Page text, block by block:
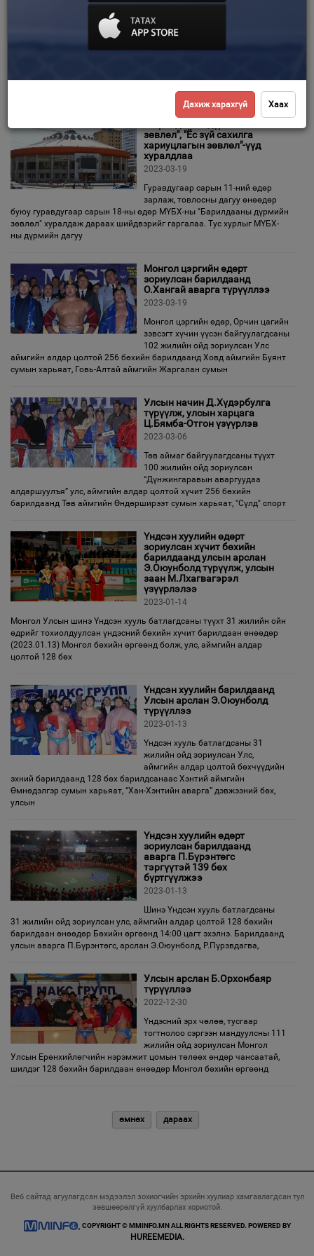
2023-03-23
зохион байгуулагдах гэж байна. Монгол Улсын Ерөнхийлөгчийн
ивээл дор 2023 оны гуравдугаар сарын 23-26-ны өдрүүдэд "Степпе
зөвлөл", "Ёс зүй сахилга
хариуцлагын зөвлөл"-үүд
хуралдлаа
2023-03-19
Гуравдугаар сарын 11-ний өдөр
зарлаж, товлосны дагуу өнөөдөр
буюу гуравдугаар сарын 18-ны өдөр МҮБХ-ны "Барилдааны дүрмийн
зөвлөл" хуралдаж дараах шийдвэрийг гаргалаа. Тус хурлыг МҮБХ-
ны дүрмийн дагуу
Монгол цэргийн өдөрт
зориулсан барилдаанд
О.Хангай аварга түрүүллээ
2023-03-19
Монгол цэргийн өдөр, Орчин цагийн
зэвсэгт хүчин үүсэн байгуулагдсаны
102 жилийн ойд зориулсан Улс
аймгийн алдар цолтой 256 бөхийн барилдаанд Ховд аймгийн Буянт
сумын харьяат, Говь-Алтай аймгийн Жаргалан сумын
Улсын начин Д.Хүдэрбулга
түрүүлж, улсын харцага
Ц.Бямба-Отгон үзүүрлэв
2023-03-06
Төв аймаг байгуулагдсаны түүхт
100 жилийн ойд зориулсан
“Дүнжингаравын аваргуудаа
алдаршуулъя” улс, аймгийн алдар цолтой хүчит 256 бөхийн
барилдаанд Төв аймгийн Өндөрширээт сумын харьяат, "Сүлд" спорт
Үндсэн хуулийн өдөрт
зориулсан хүчит бөхийн
барилдаанд улсын арслан
Э.Оюунболд түрүүлж, улсын
заан М.Лхагвагэрэл
үзүүрлэлээ
2023-01-14
Монгол Улсын шинэ Үндсэн хууль батлагдсаны түүхт 31 жилийн ойн
өдрийг тохиолдуулсан үндэсний бөхийн хүчит барилдаан өнөөдөр
(2023.01.13) Монгол бөхийн өргөөнд болж, улс, аймгийн алдар
цолтой 128 бөх
Үндсэн хуулийн барилдаанд
Улсын арслан Э.Оюунболд
түрүүллээ
2023-01-13
Үндсэн хууль батлагдсаны 31
жилийн ойд зориулсан Улс,
аймгийн алдар цолтой бөхчүүдийн
эхний барилдаанд 128 бөх барилдсанаас Хэнтий аймгийн
Өмнөдэлгэр сумын харьяат, “Хан-Хэнтийн аварга” дэвжээний бөх,
улсын
Үндсэн хуулийн өдөрт
зориулсан барилдаанд
аварга П.Бүрэнтөгс
тэргүүтэй 139 бөх
бүртгүүлжээ
2023-01-13
Шинэ Үндсэн хууль батлагдсаны
31 жилийн ойд зориулсан улс, аймгийн алдар цолтой 128 бөхийн
барилдаан өнөөдөр Бөхийн өргөөнд 14:00 цагт эхэлнэ. Барилдаанд
улсын аварга П.Бүрэнтөгс, арслан Э.Оюунболд, Р.Пүрэвдагва,
Улсын арслан Б.Орхонбаяр
түрүүллээ
2022-12-30
Үндэсний эрх чөлөө, тусгаар
тогтнолоо сэргээн мандуулсны 111
жилийн ойд зориулсан Монгол
Улсын Ерөнхийлөгчийн нэрэмжит цомын төлөөх өндөр чансаатай,
шилдэг 128 бөхийн барилдаан өнөөдөр Монгол бөхийн өргөөнд
өмнөх дараах
Веб сайтад агуулагдсан мэдээлэл зохиогчийн эрхийн хуулиар хамгаалагдсан тул
зөвшөөрөлгүй хуулбарлах хориотой.
COPYRIGHT © MMINFO.MN ALL RIGHTS RESERVED. POWERED BY
HUREEMEDIA.
Дахиж харахгүй Хаах